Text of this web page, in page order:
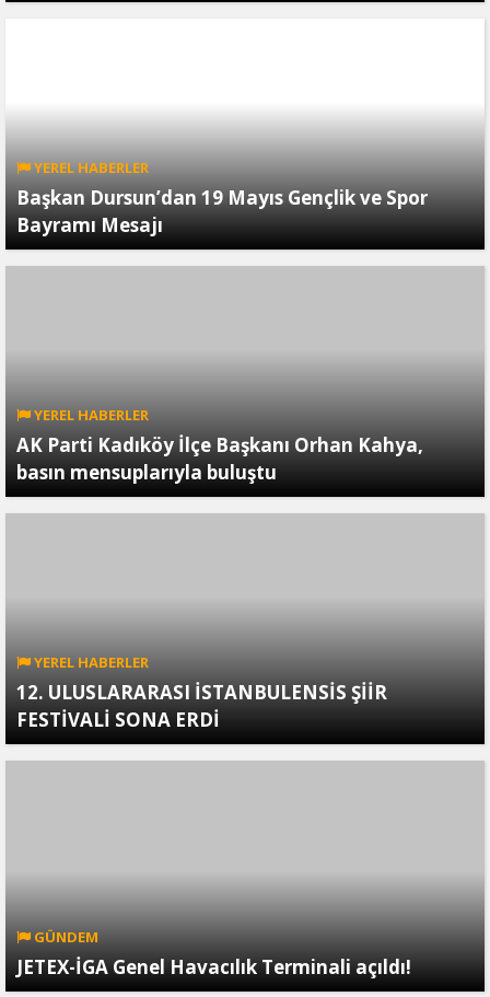
YEREL HABERLER
Başkan Dursun’dan 19 Mayıs Gençlik ve Spor
Bayramı Mesajı
YEREL HABERLER
AK Parti Kadıköy İlçe Başkanı Orhan Kahya,
basın mensuplarıyla buluştu
YEREL HABERLER
12. ULUSLARARASI İSTANBULENSİS ŞİİR
FESTİVALİ SONA ERDİ
GÜNDEM
JETEX-İGA Genel Havacılık Terminali açıldı!